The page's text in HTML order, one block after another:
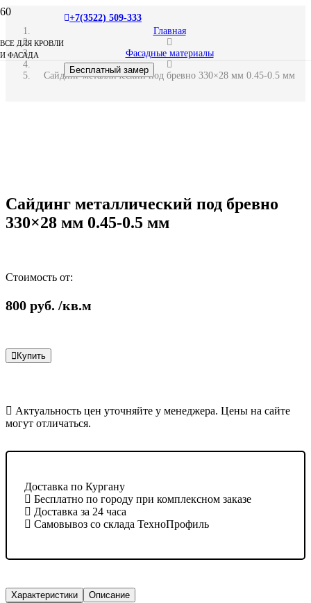
ВСЕ ДЛЯ КРОВЛИ
И ФАСАДА
+7(3522) 509-333
Бесплатный замер
Главная
Фасадные материалы
Сайдинг металлический под бревно 330×28 мм 0.45-0.5 мм
Сайдинг металлический под бревно
330×28 мм 0.45-0.5 мм
Стоимость от:
800 руб. /кв.м
Купить
Актуальность цен уточняйте у менеджера. Цены на сайте
могут отличаться.
Доставка по Кургану
Бесплатно по городу при комплексном заказе
Доставка за 24 часа
Самовывоз со склада ТехноПрофиль
Характеристики
Описание